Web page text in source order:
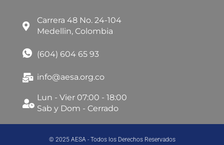
Carrera 48 No. 24-104
Medellin, Colombia
(604) 604 65 93
info@aesa.org.co
Lun - Vier 07:00 - 18:00
Sab y Dom - Cerrado
© 2025 AESA - Todos los Derechos Reservados